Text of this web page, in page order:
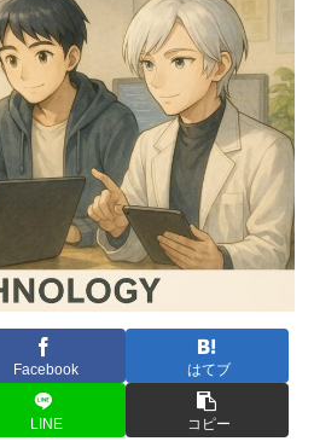
Facebook はてブ
LINE コピー